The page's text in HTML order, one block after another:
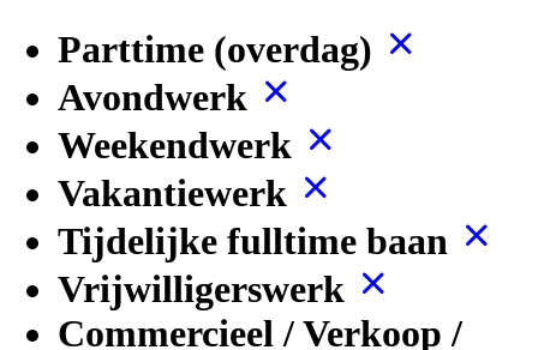
Parttime (overdag)
Avondwerk
Weekendwerk
Vakantiewerk
Tijdelijke fulltime baan
Vrijwilligerswerk
Commercieel / Verkoop /